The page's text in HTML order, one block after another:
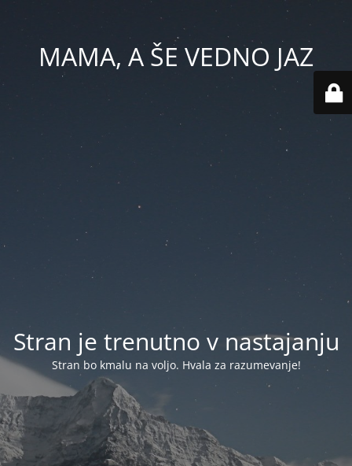
MAMA, A ŠE VEDNO JAZ
Stran je trenutno v nastajanju
Stran bo kmalu na voljo. Hvala za razumevanje!